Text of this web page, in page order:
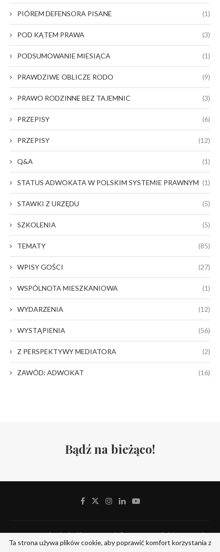
PIÓREM DEFENSORA PISANE (1)
POD KĄTEM PRAWA (3)
PODSUMOWANIE MIESIĄCA (1)
PRAWDZIWE OBLICZE RODO (9)
PRAWO RODZINNE BEZ TAJEMNIC (3)
PRZEPISY (6)
PRZEPISY (12)
Q&A (1)
STATUS ADWOKATA W POLSKIM SYSTEMIE PRAWNYM (1)
STAWKI Z URZĘDU (5)
SZKOLENIA (5)
TEMATY (85)
WPISY GOŚCI (27)
WSPÓLNOTA MIESZKANIOWA (1)
WYDARZENIA (12)
WYSTĄPIENIA (56)
Z PERSPEKTYWY MEDIATORA (2)
ZAWÓD: ADWOKAT (16)
Bądź na bieżąco!
Stowarzyszenie Adwokackie Defensor Iuris © 2019-2024. All Rights Reserved.
Designed and Developed byITserv.pl
Ta strona używa plików cookie, aby poprawić komfort korzystania z